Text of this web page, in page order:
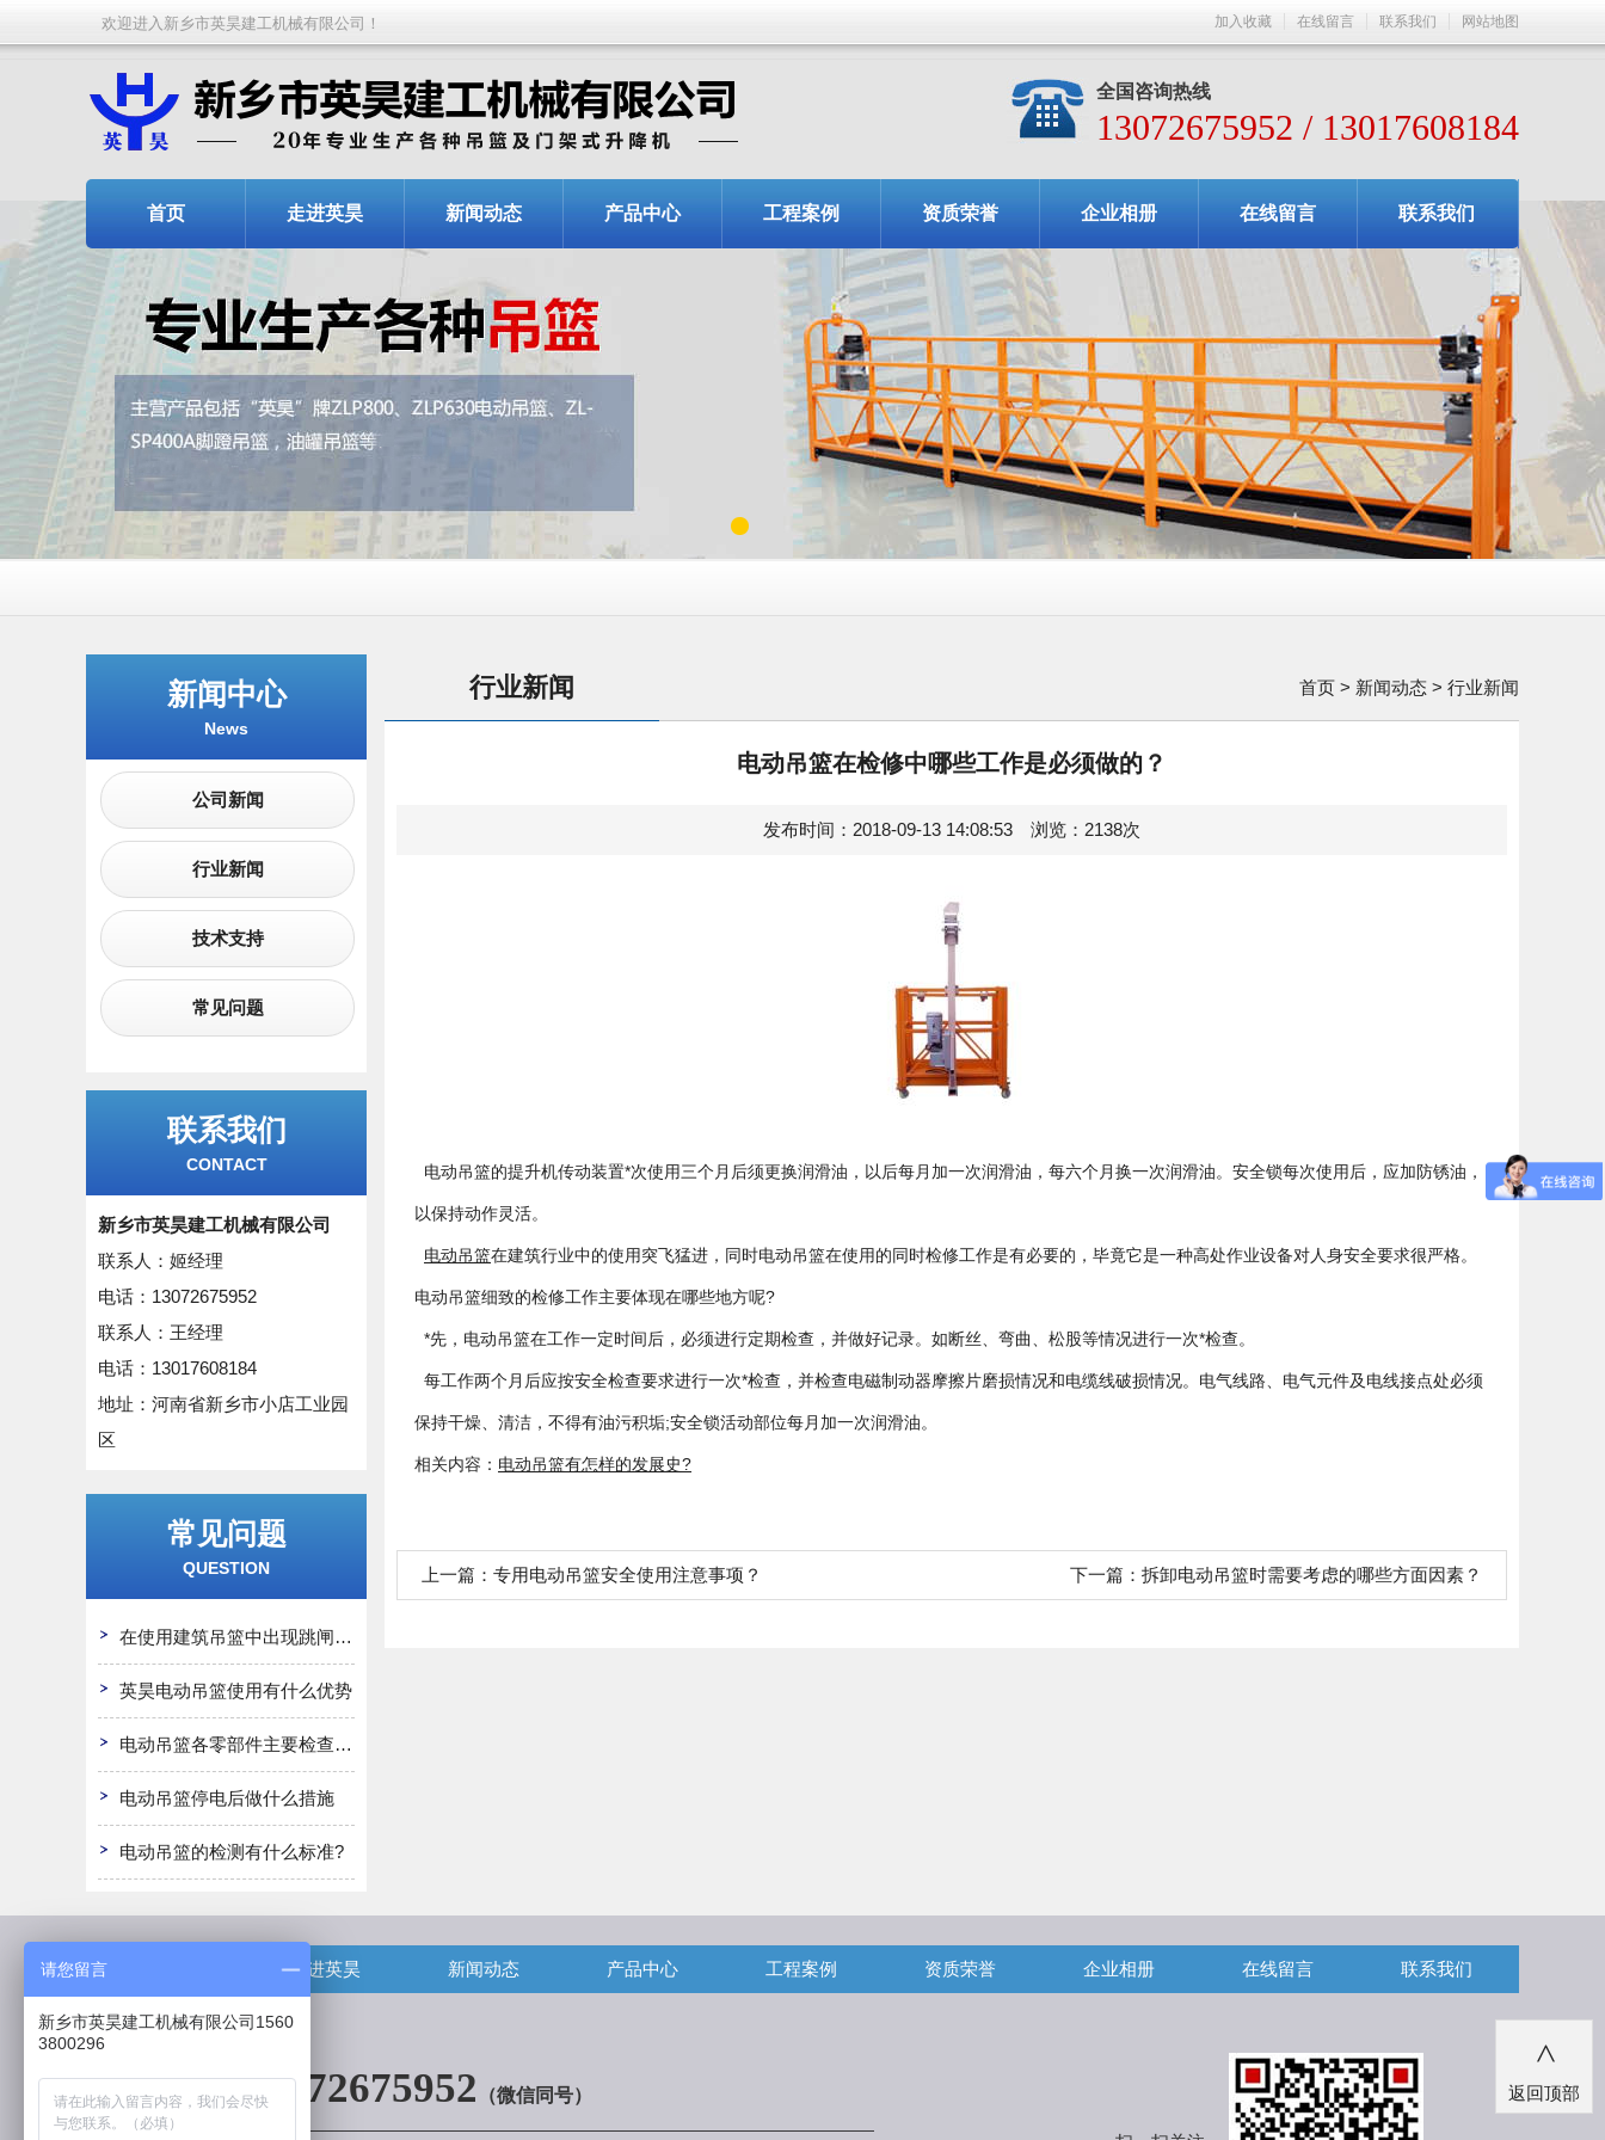
欢迎进入新乡市英昊建工机械有限公司！ 加入收藏 在线留言 联系我们 网站地图
全国咨询热线
13072675952 / 13017608184
首页 走进英昊 新闻动态 产品中心 工程案例 资质荣誉 企业相册 在线留言 联系我们
1
新闻中心
News
公司新闻
行业新闻
技术支持
常见问题
联系我们
CONTACT
新乡市英昊建工机械有限公司
联系人：姬经理
电话：13072675952
联系人：王经理
电话：13017608184
地址：河南省新乡市小店工业园
区
常见问题
QUESTION
在使用建筑吊篮中出现跳闸怎么办
英昊电动吊篮使用有什么优势
电动吊篮各零部件主要检查哪些?
电动吊篮停电后做什么措施
电动吊篮的检测有什么标准?
首页 > 新闻动态 > 行业新闻
行业新闻
电动吊篮在检修中哪些工作是必须做的？
发布时间：2018-09-13 14:08:53 浏览：2138次
电动吊篮的提升机传动装置*次使用三个月后须更换润滑油，以后每月加一次润滑油，每六个月换一次润滑油。安全锁每次使用后，应加防锈油，
以保持动作灵活。
电动吊篮在建筑行业中的使用突飞猛进，同时电动吊篮在使用的同时检修工作是有必要的，毕竟它是一种高处作业设备对人身安全要求很严格。
电动吊篮细致的检修工作主要体现在哪些地方呢?
*先，电动吊篮在工作一定时间后，必须进行定期检查，并做好记录。如断丝、弯曲、松股等情况进行一次*检查。
每工作两个月后应按安全检查要求进行一次*检查，并检查电磁制动器摩擦片磨损情况和电缆线破损情况。电气线路、电气元件及电线接点处必须
保持干燥、清洁，不得有油污积垢;安全锁活动部位每月加一次润滑油。
相关内容： 电动吊篮有怎样的发展史?
上一篇： 专用电动吊篮安全使用注意事项？ 下一篇： 拆卸电动吊篮时需要考虑的哪些方面因素？
走进英昊 新闻动态 产品中心 工程案例 资质荣誉 企业相册 在线留言 联系我们
13072675952 （微信同号）
>
返回顶部
请您留言
新乡市英昊建工机械有限公司1560
3800296